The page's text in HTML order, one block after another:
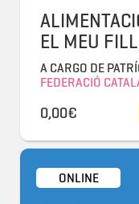
EL MEU
A CARGO DE
FEDERACIÓ
0,00€
ONLINE